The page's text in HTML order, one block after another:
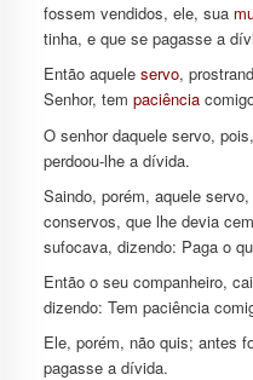
fossem vendidos, ele, sua
tinha, e que se pagasse a
Então aquele servo,
Senhor, tem paciência
O senhor daquele servo,
perdoou-lhe a dívida.
Saindo, porém, aquele
conservos, que lhe devia
sufocava, dizendo: Paga o
Então o seu companheiro,
dizendo: Tem paciência
Ele, porém, não quis; antes
pagasse a dívida.